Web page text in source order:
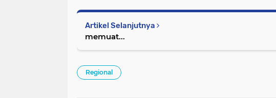
Artikel Selanjutnya
memuat...
Regional